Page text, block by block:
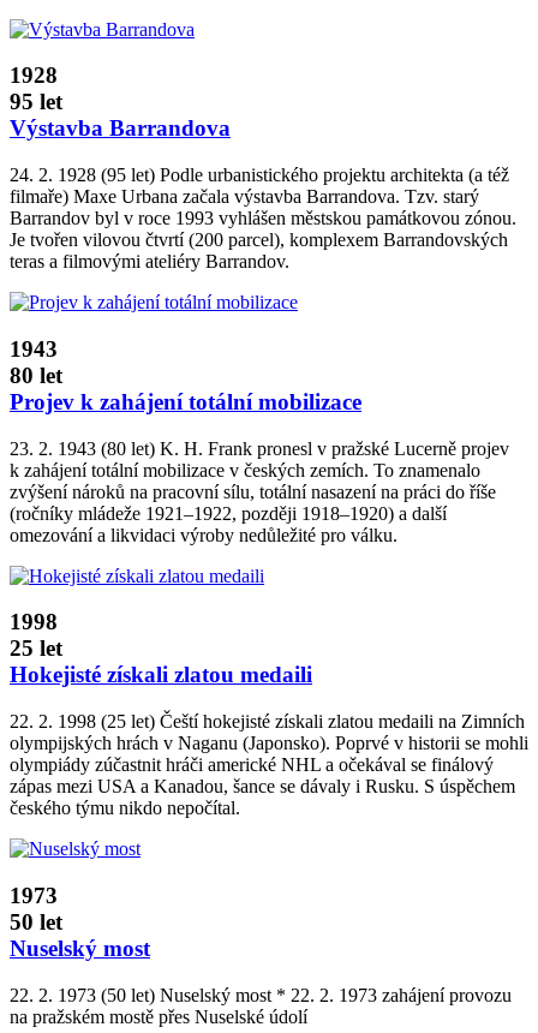
1928
95 let
Výstavba Barrandova
24. 2. 1928 (95 let) Podle urbanistického projektu architekta (a též
filmaře) Maxe Urbana začala výstavba Barrandova. Tzv. starý
Barrandov byl v roce 1993 vyhlášen městskou památkovou zónou.
Je tvořen vilovou čtvrtí (200 parcel), komplexem Barrandovských
teras a filmovými ateliéry Barrandov.
1943
80 let
Projev k zahájení totální mobilizace
23. 2. 1943 (80 let) K. H. Frank pronesl v pražské Lucerně projev
k zahájení totální mobilizace v českých zemích. To znamenalo
zvýšení nároků na pracovní sílu, totální nasazení na práci do říše
(ročníky mládeže 1921–1922, později 1918–1920) a další
omezování a likvidaci výroby nedůležité pro válku.
1998
25 let
Hokejisté získali zlatou medaili
22. 2. 1998 (25 let) Čeští hokejisté získali zlatou medaili na Zimních
olympijských hrách v Naganu (Japonsko). Poprvé v historii se mohli
olympiády zúčastnit hráči americké NHL a očekával se finálový
zápas mezi USA a Kanadou, šance se dávaly i Rusku. S úspěchem
českého týmu nikdo nepočítal.
1973
50 let
Nuselský most
22. 2. 1973 (50 let) Nuselský most * 22. 2. 1973 zahájení provozu
na pražském mostě přes Nuselské údolí